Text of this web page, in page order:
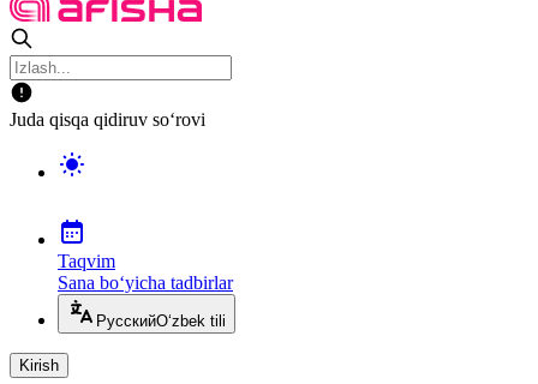
Juda qisqa qidiruv so‘rovi
Taqvim
Sana bo‘yicha tadbirlar
РусскийO‘zbek tili
Kirish